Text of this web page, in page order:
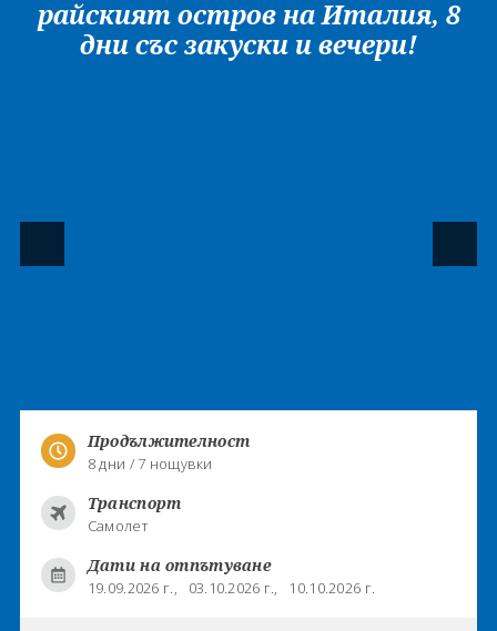
Политика за лични
Документи
райският остров на Италия, 8
дни със закуски и вечери!
Продължителност
8 дни / 7 нощувки
Транспорт
Самолет
Дати на отпътуване
19.09.2026 г., 03.10.2026 г., 10.10.2026 г.